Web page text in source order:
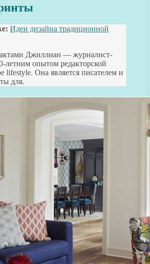
Идеи дизайна традиционной
Джиллиан — журналист-
летним опытом редакторской
lifestyle. Она является писателем и
для.